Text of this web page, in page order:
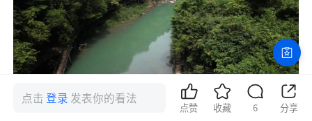
点击登录 发表你的看法
点赞 收藏 6 分享